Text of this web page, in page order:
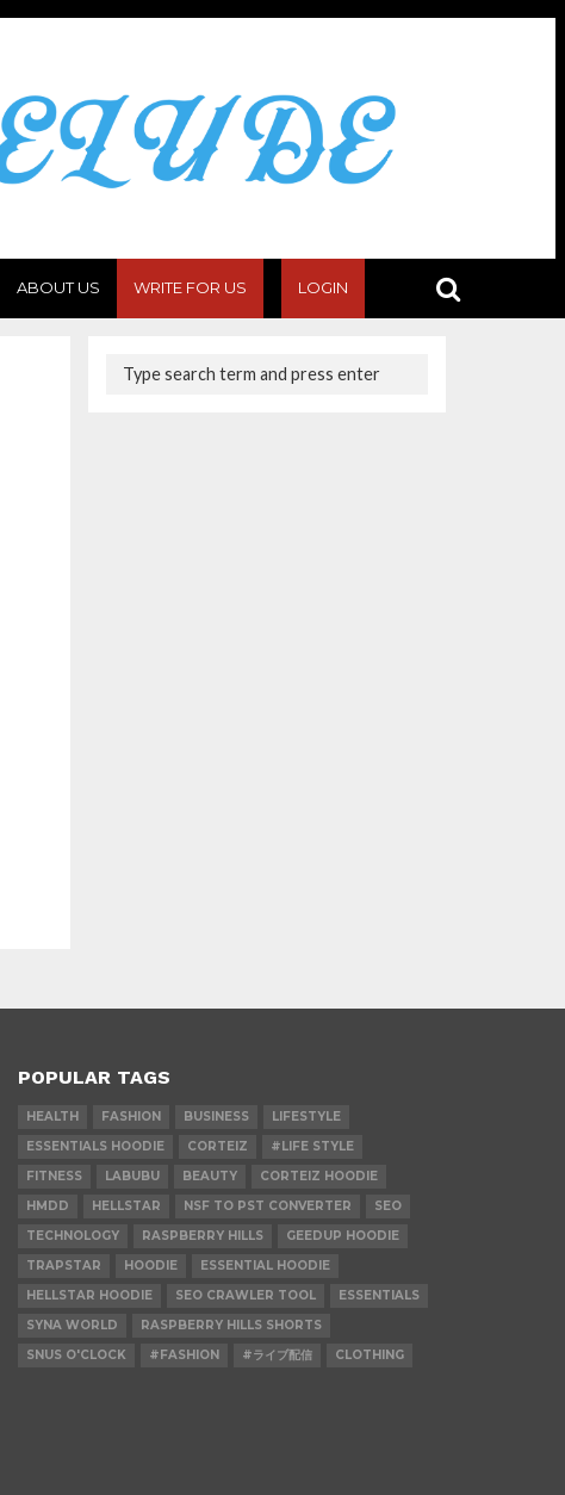
ABOUT US WRITE FOR US LOGIN
POPULAR TAGS
HEALTH FASHION BUSINESS
LIFESTYLE
ESSENTIALS HOODIE
CORTEIZ
#LIFE STYLE
FITNESS
LABUBU BEAUTY
CORTEIZ HOODIE
HMDD
HELLSTAR NSF TO PST CONVERTER
SEO
TECHNOLOGY
RASPBERRY HILLS
GEEDUP HOODIE
TRAPSTAR
HOODIE
ESSENTIAL HOODIE
HELLSTAR HOODIE
SEO CRAWLER TOOL
ESSENTIALS
SYNA WORLD
RASPBERRY HILLS SHORTS
SNUS O'CLOCK
#FASHION #ライブ配信 CLOTHING